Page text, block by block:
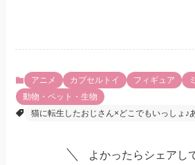
アニメ カプセルトイ フィギュア
動物・ペット・生物
猫に転生したおじさん×どこでもいっしょ♪
よかったらシェアし